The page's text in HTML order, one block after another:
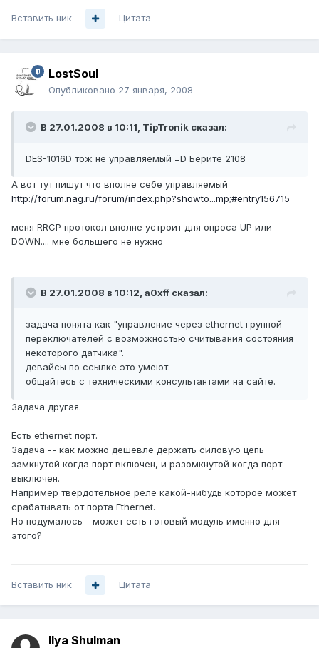
Вставить ник Цитата
LostSoul
Опубликовано 27 января, 2008
В 27.01.2008 в 10:11, TipTronik сказал:
DES-1016D тож не управляемый =D Берите 2108
А вот тут пишут что вполне себе управляемый
http://forum.nag.ru/forum/index.php?showto...mp;#entry156715
меня RRCP протокол вполне устроит для опроса UP или
DOWN.... мне большего не нужно
В 27.01.2008 в 10:12, a0xff сказал:
задача понята как "управление через ethernet группой
переключателей с возможностью считывания состояния
некоторого датчика".
девайсы по ссылке это умеют.
общайтесь с техническими консультантами на сайте.
Задача другая.
Есть ethernet порт.
Задача -- как можно дешевле держать силовую цепь
замкнутой когда порт включен, и разомкнутой когда порт
выключен.
Например твердотельное реле какой-нибудь которое может
срабатывать от порта Ethernet.
Но подумалось - может есть готовый модуль именно для
этого?
Вставить ник Цитата
Ilya Shulman